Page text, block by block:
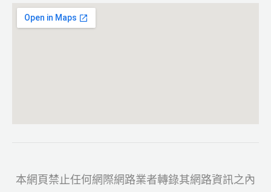
本網頁禁止任何網際網路業者轉錄其網路資訊之內